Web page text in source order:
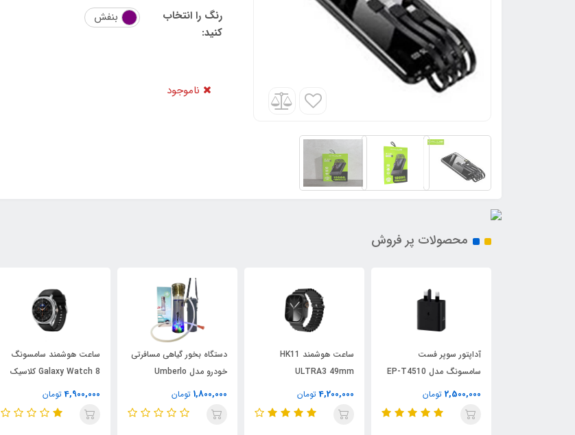
رنگ را انتخاب
کنید:
بنفش
ناموجود
محصولات پر فروش
آداپتور سوپر فست
سامسونگ مدل EP-T4510
Low Standly توان ۴۵ وات
2,500,000 تومان
ساعت هوشمند HK11
ULTRA3 49mm
4,200,000 تومان
دستگاه بخور گیاهی مسافرتی
خودرو مدل Umberlo
1,800,000 تومان
ساعت هوشمند سامسونگ
Galaxy Watch 8 کلاسیک
فول کپی | سایز 45 میلی متر
4,900,000 تومان